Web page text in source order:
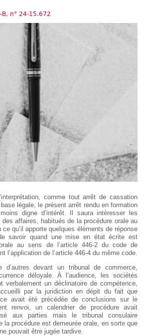
n° 24-15.672
comme tout arrêt de cassation
légale, le présent arrêt rendu en formation
digne d’intérêt. Il saura intéresser les
affaires, habitués de la procédure orale au
qu’il apporte quelques éléments de réponse
savoir quand une mise en état écrite est
au sens de l’article 446-2 du code de
l’application de l’article 446-4 du même code.
d’autres devant un tribunal de commerce,
déloyale. À l’audience, les sociétés
verbalement un déclinatoire de compétence,
par la juridiction en dépit du fait que
avait été précédée de conclusions sur le
renvoi, un calendrier de procédure avait
aux parties mais le tribunal consulaire
la procédure est demeurée orale, en sorte que
pouvait être jugée tardive.